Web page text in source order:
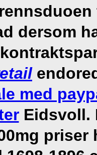
dersom
med
Eidsvoll.